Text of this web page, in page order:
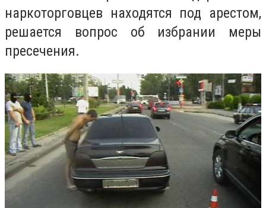
наркоторговцев находятся под арестом,
решается вопрос об избрании меры
пресечения.